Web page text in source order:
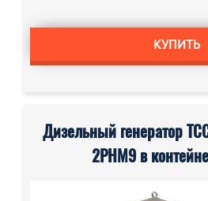
КУПИТЬ
Дизельный генератор
2РНМ9 в